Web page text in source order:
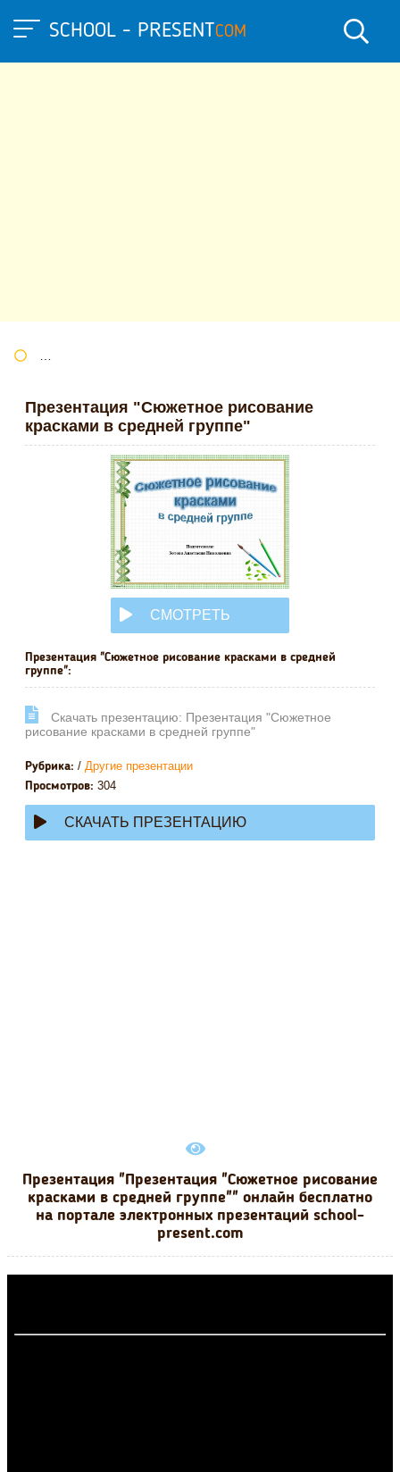
SCHOOL - PRESENTCOM
Презентация "Сюжетное рисование
красками в средней группе"
СМОТРЕТЬ
Презентация "Сюжетное рисование красками в средней
группе":
Cкачать презентацию: Презентация "Сюжетное
рисование красками в средней группе"
Рубрика: / Другие презентации
Просмотров: 304
СКАЧАТЬ ПРЕЗЕНТАЦИЮ
Презентация "Презентация "Сюжетное рисование
красками в средней группе"" онлайн бесплатно
на портале электронных презентаций school-
present.com